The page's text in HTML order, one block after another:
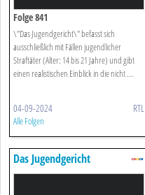
Folge 841
\"Das Jugendgericht\" befasst sich
ausschließlich mit Fällen jugendlicher
Straftäter (Alter: 14 bis 21 Jahre) und gibt
einen realistischen Einblick in die nicht ...
04-09-2024 RTL
Alle Folgen
Das Jugendgericht